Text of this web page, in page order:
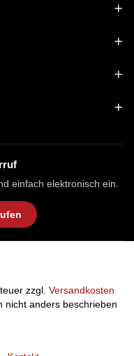
einfach elektronisch ein.
zzgl. Versandkosten
nicht anders beschrieben